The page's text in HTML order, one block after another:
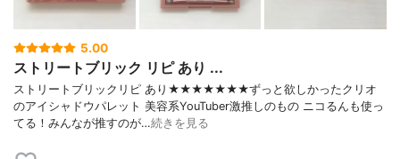
5.00
ストリートブリック リピ あり ...
ストリートブリックリピ あり★★★★★★★ずっと欲しかったクリオ
のアイシャドウパレット 美容系YouTuber激推しのもの ニコるんも使っ
てる！みんなが推すのが…続きを見る